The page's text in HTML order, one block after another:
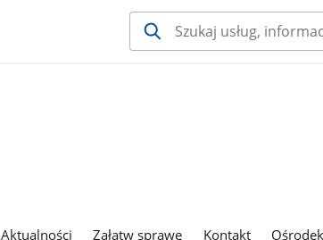
Aktualności Załatw sprawę Kontakt